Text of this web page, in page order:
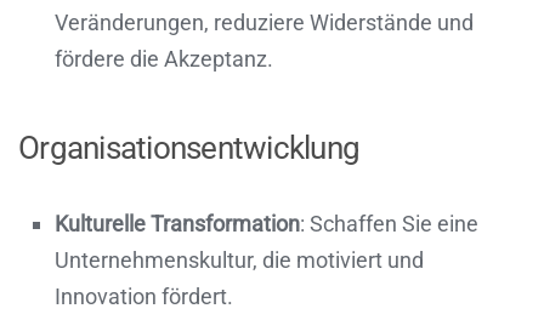
Veränderungen, reduziere Widerstände und
fördere die Akzeptanz.
Organisationsentwicklung
Kulturelle Transformation: Schaffen Sie eine
Unternehmenskultur, die motiviert und
Innovation fördert.